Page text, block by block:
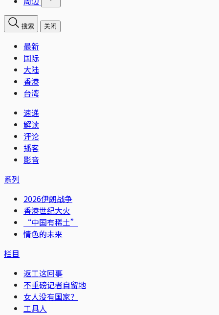
搜索 关闭
最新
国际
大陆
香港
台湾
速递
解读
评论
播客
影音
系列
2026伊朗战争
香港世纪大火
“中国有稀土”
情色的未来
栏目
返工这回事
不重磅记者自留地
女人没有国家？
工具人